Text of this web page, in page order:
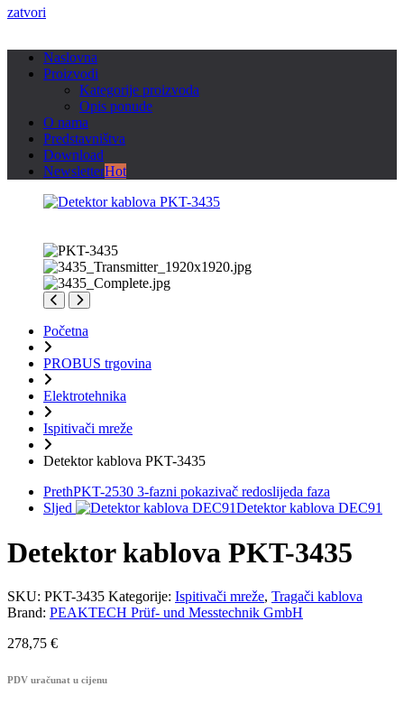
zatvori
Naslovna
Proizvodi
Kategorije proizvoda
Opis ponude
O nama
Predstavništva
Download
NewsletterHot
Početna
PROBUS trgovina
Elektrotehnika
Ispitivači mreže
Detektor kablova PKT-3435
PrethPKT-2530 3-fazni pokazivač redoslijeda faza
Sljed
Detektor kablova DEC91
Detektor kablova PKT-3435
SKU: PKT-3435 Kategorije: Ispitivači mreže, Tragači kablova
Brand: PEAKTECH Prüf- und Messtechnik GmbH
278,75 €
PDV uračunat u cijenu